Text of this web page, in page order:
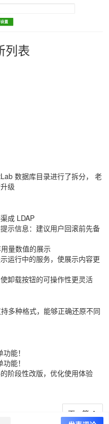
列表
数据库目录进行了拆分， 老
级
成 LDAP
示信息：建议用户回滚前先备
量数值的展示
运行中的服务，使展示内容更
卸载按钮的可操作性更灵活
多种格式，能够正确还原不同
能！
能！
阶段性改版，优化使用体验
下一篇